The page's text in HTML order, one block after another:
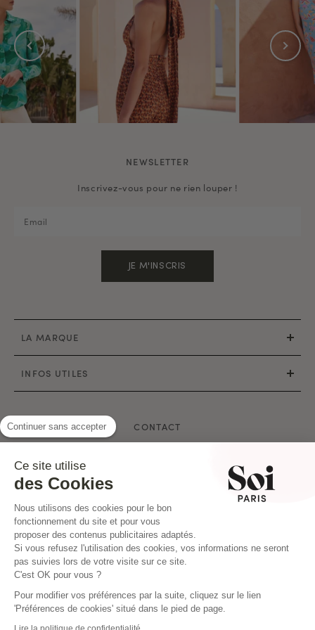
CONTACT
LA MARQUE
INFOS UTILES
NEWSLETTER
Inscrivez-vous pour ne rien louper !
JE M'INSCRIS
©2020 SOI PARIS - Tous droits réservés
Continuer sans accepter
Ce site utilise
des Cookies
Nous utilisons des cookies pour le bon
fonctionnement du site et pour vous
proposer des contenus publicitaires adaptés.
Si vous refusez l'utilisation des cookies, vos informations ne seront
pas suivies lors de votre visite sur ce site.
C'est OK pour vous ?
Pour modifier vos préférences par la suite, cliquez sur le lien
'Préférences de cookies' situé dans le pied de page.